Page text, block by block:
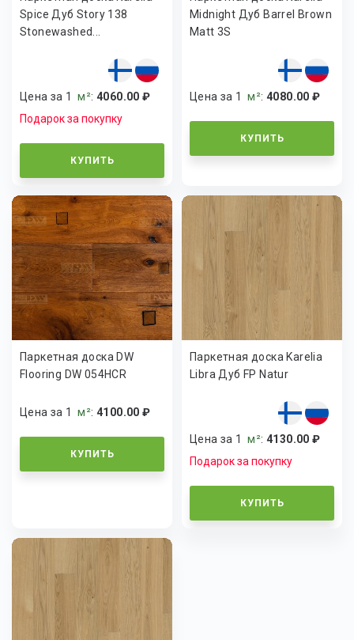
Spice Дуб Story 138
Stonewashed...
Цена за 1м²:4060.00 ₽
Подарок за покупку
КУПИТЬ
Midnight Дуб Barrel Brown
Matt 3S
Цена за 1м²:4080.00 ₽
КУПИТЬ
Паркетная доска DW
Flooring DW 054HCR
Цена за 1м²:4100.00 ₽
КУПИТЬ
Паркетная доска Karelia
Libra Дуб FP Natur
Цена за 1м²:4130.00 ₽
Подарок за покупку
КУПИТЬ